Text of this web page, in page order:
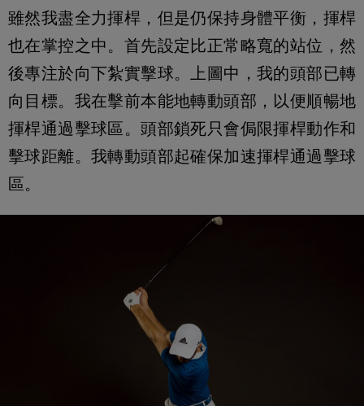
雖然我盡全力揮桿，但是仍保持身體平衡，揮桿
也在掌控之中。首先設定比正常略寬的站位，然
後專注於向下紮實擊球。上圖中，我的頭部已轉
向目標。我在擊前本能地轉動頭部，以便順暢地
揮桿通過擊球區。頭部鎖死只會侷限揮桿動作和
擊球距離。我轉動頭部起確保加速揮桿通過擊球
區。